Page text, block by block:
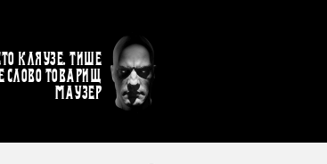
кляузе. Тише
слово товарищ
Маузер